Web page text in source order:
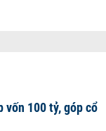
vốn 100 tỷ, góp cổ